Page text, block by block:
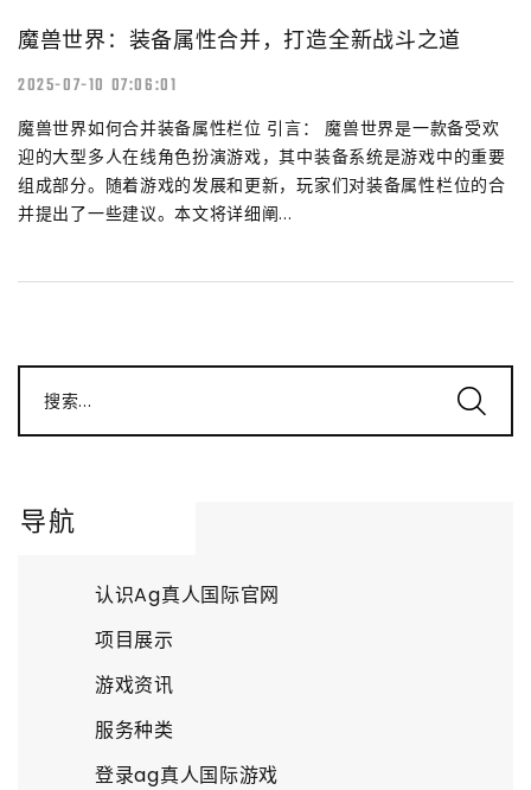
魔兽世界：装备属性合并，打造全新战斗之道
2025-07-10 07:06:01
魔兽世界如何合并装备属性栏位 引言： 魔兽世界是一款备受欢
迎的大型多人在线角色扮演游戏，其中装备系统是游戏中的重要
组成部分。随着游戏的发展和更新，玩家们对装备属性栏位的合
并提出了一些建议。本文将详细阐...
搜索...
导航
认识Ag真人国际官网
项目展示
游戏资讯
服务种类
登录ag真人国际游戏